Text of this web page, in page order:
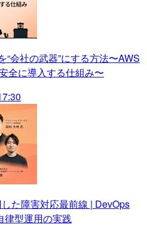
“会社の武器”にする方法〜AWS
全に導入する仕組み〜
た障害対応最前線 | DevOps
律型運用の実践